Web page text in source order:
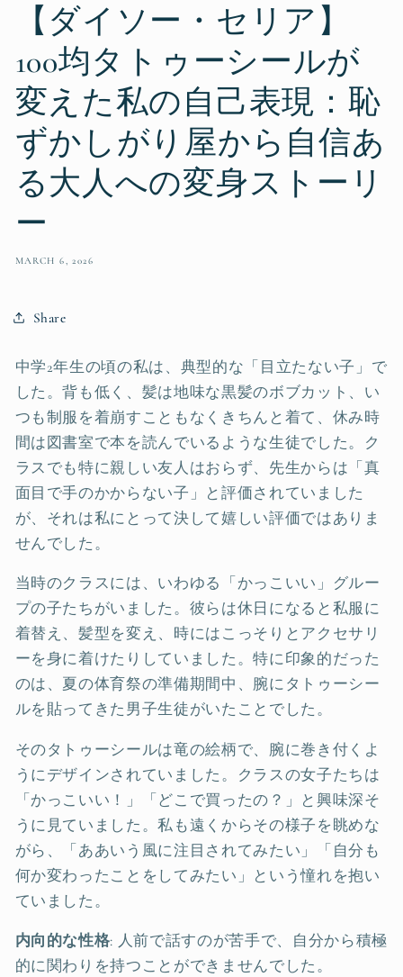
【ダイソー・セリア】
100均タトゥーシールが
変えた私の自己表現：恥
ずかしがり屋から自信あ
る大人への変身ストーリ
ー
MARCH 6, 2026
Share
中学2年生の頃の私は、典型的な「目立たない子」で
した。背も低く、髪は地味な黒髪のボブカット、い
つも制服を着崩すこともなくきちんと着て、休み時
間は図書室で本を読んでいるような生徒でした。ク
ラスでも特に親しい友人はおらず、先生からは「真
面目で手のかからない子」と評価されていました
が、それは私にとって決して嬉しい評価ではありま
せんでした。
当時のクラスには、いわゆる「かっこいい」グルー
プの子たちがいました。彼らは休日になると私服に
着替え、髪型を変え、時にはこっそりとアクセサリ
ーを身に着けたりしていました。特に印象的だった
のは、夏の体育祭の準備期間中、腕にタトゥーシー
ルを貼ってきた男子生徒がいたことでした。
そのタトゥーシールは竜の絵柄で、腕に巻き付くよ
うにデザインされていました。クラスの女子たちは
「かっこいい！」「どこで買ったの？」と興味深そ
うに見ていました。私も遠くからその様子を眺めな
がら、「ああいう風に注目されてみたい」「自分も
何か変わったことをしてみたい」という憧れを抱い
ていました。
内向的な性格: 人前で話すのが苦手で、自分から積極
的に関わりを持つことができませんでした。